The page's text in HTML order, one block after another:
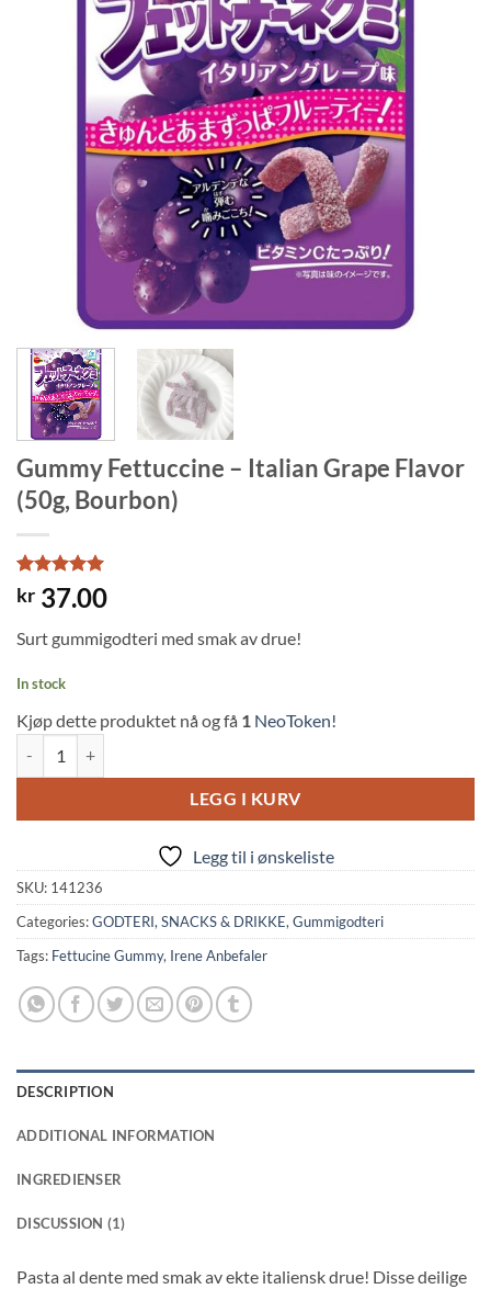
Gummy Fettuccine – Italian Grape Flavor
(50g, Bourbon)
Rated5
out of 5
1
customer
kr 37.00
Surt gummigodteri med smak av drue!
In stock
Kjøp dette produktet nå og få 1 NeoToken!
LEGG I KURV
Legg til i ønskeliste
SKU: 141236
Categories:GODTERI, SNACKS & DRIKKE,Gummigodteri
Tags: Fettucine Gummy, Irene Anbefaler
DESCRIPTION
ADDITIONAL INFORMATION
INGREDIENSER
DISCUSSION (1)
Pasta al dente med smak av ekte italiensk drue! Disse deilige